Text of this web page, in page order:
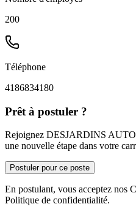
200
Téléphone
4186834180
Prêt à postuler ?
Rejoignez DESJARDINS
une nouvelle étape dans votre
Postuler pour ce poste
En postulant, vous acceptez nos
Politique de confidentialité.